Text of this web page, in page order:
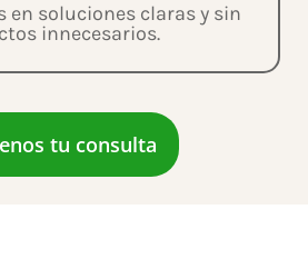
en soluciones claras y sin
innecesarios.
tu consulta